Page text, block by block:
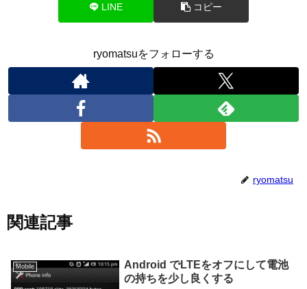
LINE コピー
ryomatsuをフォローする
ryomatsu
関連記事
Mobile
Android でLTEをオフにして電池
の持ちを少し良くする